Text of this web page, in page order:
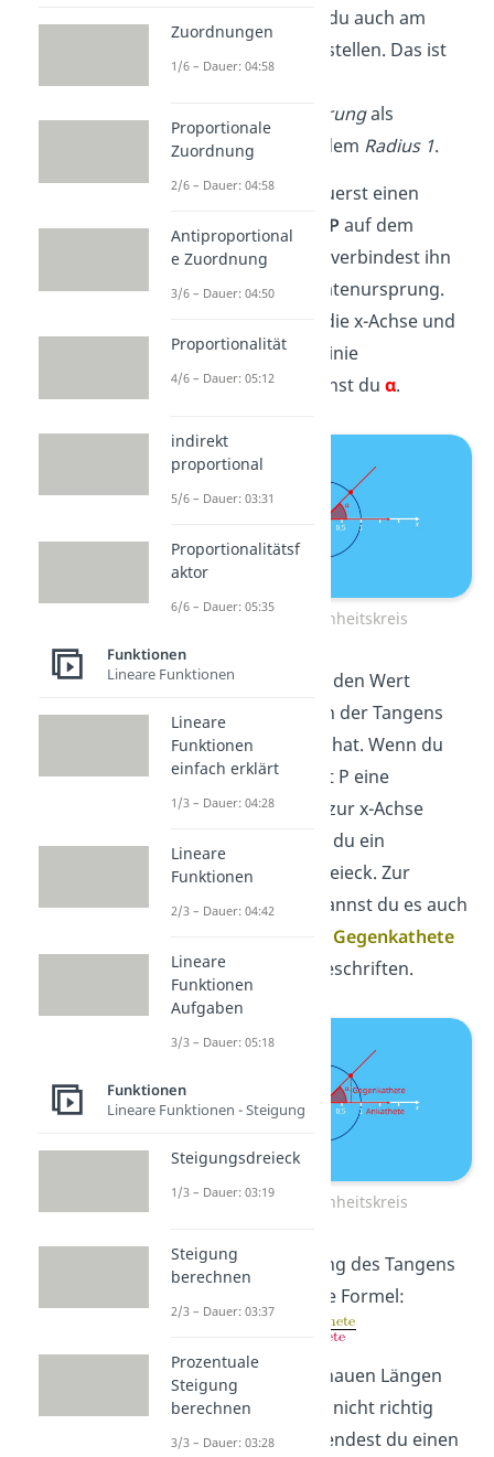
Den tan x kannst du auch am
darstellen. Das ist
Koordinatenursprungals
Mittelpunkt und dem Radius 1.
Dazu wählst du zuerst einen
beliebigen
Punkt P auf dem
Einheitskreis und verbindest ihn
mit dem Koordinatenursprung.
, den die x-Achse und
deine gezogene Linie
einschließen, nennst duα.
Tangens Einheitskreis
Jetzt möchtest du den Wert
herausfinden, den der Tangens
für diesen Winkel hat. Wenn du
von deinem Punkt P eine
senkrechte Linie
zur x-Achse
zeichnest, erhälst du ein
rechtwinkliges Dreieck. Zur
Verdeutlichung kannst du es auch
Gegenkathete
undAnkathete beschriften.
Tangens Einheitskreis
Für die Berechnung des Tangens
verwendest du die Formel:
Du kannst die genauen Längen
der beiden Seiten nicht richtig
erkennen, also wendest du einen
Zuordnungen
1/6 – Dauer: 04:58
Proportionale
Zuordnung
2/6 – Dauer: 04:58
Antiproportional
e Zuordnung
3/6 – Dauer: 04:50
Proportionalität
4/6 – Dauer: 05:12
indirekt
proportional
5/6 – Dauer: 03:31
Proportionalitätsf
aktor
6/6 – Dauer: 05:35
Funktionen
Lineare Funktionen
Lineare
Funktionen
einfach erklärt
1/3 – Dauer: 04:28
Lineare
Funktionen
2/3 – Dauer: 04:42
Lineare
Funktionen
Aufgaben
3/3 – Dauer: 05:18
Funktionen
Lineare Funktionen - Steigung
Steigungsdreieck
1/3 – Dauer: 03:19
Steigung
berechnen
2/3 – Dauer: 03:37
Prozentuale
Steigung
berechnen
3/3 – Dauer: 03:28